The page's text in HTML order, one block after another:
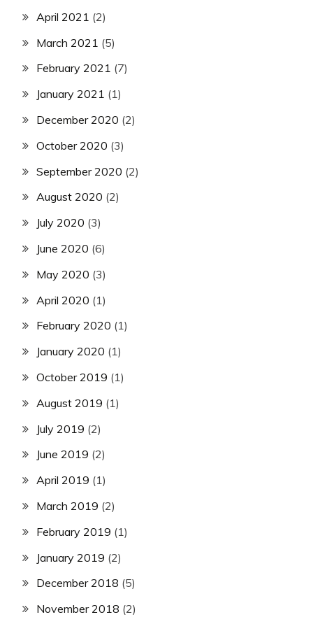
April 2021 (2)
March 2021 (5)
February 2021 (7)
January 2021 (1)
December 2020 (2)
October 2020 (3)
September 2020 (2)
August 2020 (2)
July 2020 (3)
June 2020 (6)
May 2020 (3)
April 2020 (1)
February 2020 (1)
January 2020 (1)
October 2019 (1)
August 2019 (1)
July 2019 (2)
June 2019 (2)
April 2019 (1)
March 2019 (2)
February 2019 (1)
January 2019 (2)
December 2018 (5)
November 2018 (2)